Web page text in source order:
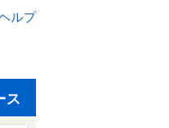
ルプ
ス